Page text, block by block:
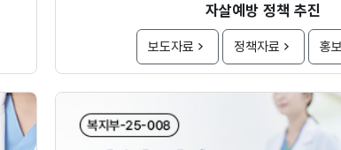
자살예방 정책 추진
보도자료 정책자료 홍